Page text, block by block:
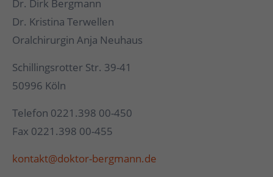
Dr. Dirk Bergmann
Dr. Kristina Terwellen
Oralchirurgin Anja Neuhaus
Schillingsrotter Str. 39-41
50996 Köln
Telefon 0221.398 00-450
Fax 0221.398 00-455
kontakt@doktor-bergmann.de